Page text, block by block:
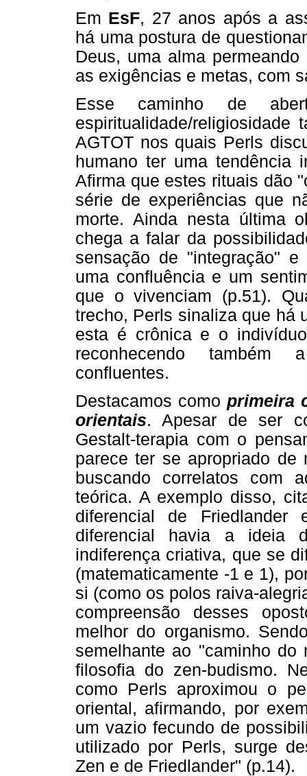
Em EsF, 27 anos após a
há uma postura de
Deus, uma alma
as exigências e metas, com
Esse caminho de
espiritualidade/
AGTOT nos quais Perls
humano ter uma tendência
Afirma que estes rituais dão
série de experiências que
morte. Ainda nesta última
chega a falar da
sensação de "integração"
uma confluência e um
que o vivenciam (p.51).
trecho, Perls sinaliza que há
esta é crônica e o
reconhecendo também
confluentes.
Destacamos como primeira
orientais. Apesar de ser
Gestalt-terapia com o
parece ter se apropriado de
buscando correlatos com
teórica. A exemplo disso,
diferencial de Friedlander
diferencial havia a ideia
indiferença criativa, que se
(matematicamente -1 e 1),
si (como os polos raiva-
compreensão desses
melhor do organismo.
semelhante ao "caminho
filosofia do zen-budismo.
como Perls aproximou o
oriental, afirmando, por
um vazio fecundo de
utilizado por Perls, surge
Zen e de Friedlander" (p.14).